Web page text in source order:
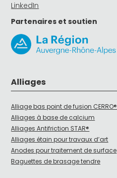
LinkedIn
Partenaires et soutien
Alliages
Alliage bas point de fusion CERRO®
Alliages à base de calcium
Alliages Antifriction STAR®
Alliages étain pour travaux d’art
Anodes pour traitement de surface
Baguettes de brasage tendre